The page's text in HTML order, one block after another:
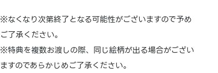
※なくなり次第終了となる可能性がございますので予め
ご了承ください。
※特典を複数お渡しの際、同じ絵柄が出る場合がござい
ますのであらかじめご了承ください。